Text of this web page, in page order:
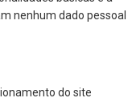
nenhum dado pessoal
do site